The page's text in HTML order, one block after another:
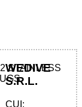
WEDIVE
S.R.L.
CUI: